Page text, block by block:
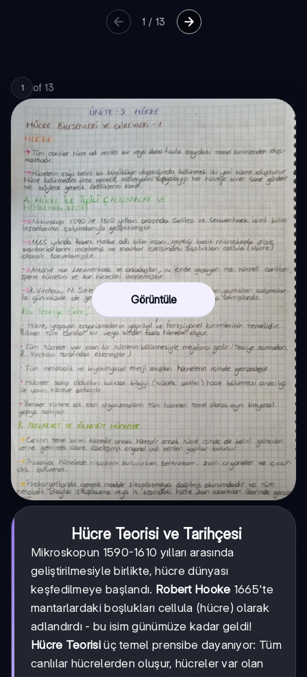
1 / 13
1 of 13
Görüntüle
Hücre Teorisi ve Tarihçesi
Mikroskopun 1590-1610 yılları arasında
geliştirilmesiyle birlikte, hücre dünyası
keşfedilmeye başlandı. Robert Hooke 1665'te
mantarlardaki boşlukları cellula (hücre) olarak
adlandırdı - bu isim günümüze kadar geldi!
Hücre Teorisiüç temel prensibe dayanıyor: Tüm
canlılar hücrelerden oluşur, hücreler var olan